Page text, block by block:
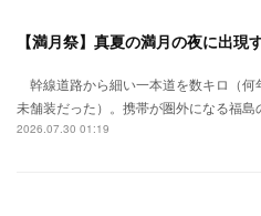
幹線道路から細い一本道を数キロ（何
未舗装だった）。携帯が圏外になる福
2026.07.30 01:19